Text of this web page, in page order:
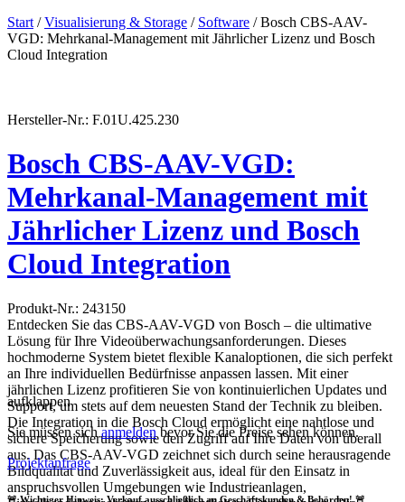
Start /Visualisierung & Storage / Software / Bosch CBS-AAV-
VGD: Mehrkanal-Management mit Jährlicher Lizenz und Bosch
Cloud Integration
Hersteller-Nr.: F.01U.425.230
Bosch CBS-AAV-VGD:
Mehrkanal-Management mit
Jährlicher Lizenz und Bosch
Cloud Integration
Produkt-Nr.: 243150
Entdecken Sie das CBS-AAV-VGD von Bosch – die ultimative
Lösung für Ihre Videoüberwachungsanforderungen. Dieses
hochmoderne System bietet flexible Kanaloptionen, die sich perfekt
an Ihre individuellen Bedürfnisse anpassen lassen. Mit einer
jährlichen Lizenz profitieren Sie von kontinuierlichen Updates und
Support, um stets auf dem neuesten Stand der Technik zu bleiben.
Die Integration in die Bosch Cloud ermöglicht eine nahtlose und
sichere Speicherung sowie den Zugriff auf Ihre Daten von überall
aus. Das CBS-AAV-VGD zeichnet sich durch seine herausragende
Bildqualität und Zuverlässigkeit aus, ideal für den Einsatz in
anspruchsvollen Umgebungen wie Industrieanlagen,
aufklappen
Sie müssen sichanmeldenbevor Sie die Preise sehen können.
Projektanfrage
🚨 Wichtiger Hinweis: Verkauf ausschließlich an Geschäftskunden & Behörden! 🚨